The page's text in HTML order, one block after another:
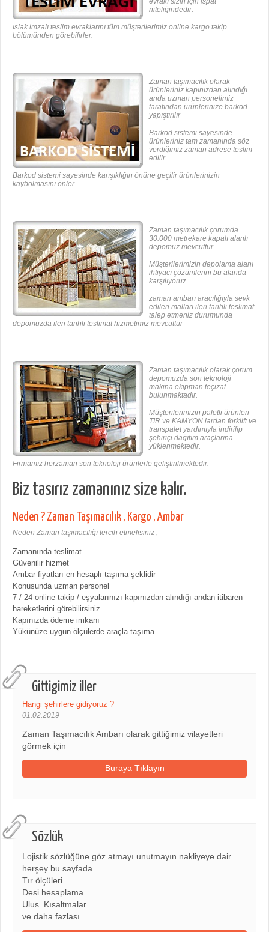
Gittigimiz iller
Hangi şehirlere gidiyoruz ?
01.02.2019
Zaman Taşımacılık Ambarı olarak gittiğimiz vilayetleri
görmek için
Buraya Tıklayın
Sözlük
Lojistik sözlüğüne göz atmayı unutmayın nakliyeye dair
herşey bu sayfada...
Tır ölçüleri
Desi hesaplama
Ulus. Kısaltmalar
ve daha fazlası
niteliğindedir.
ıslak imzalı teslim evraklarını tüm müşterilerimiz online kargo takip
bölümünden görebilirler.
Zaman taşımacılık olarak
ürünleriniz kapınızdan alındığı
anda uzman personelimiz
tarafından ürünlerinize barkod
yapıştırılır
Barkod sistemi sayesinde
ürünleriniz tam zamanında söz
verdiğimiz zaman adrese teslim
edilir
Barkod sistemi sayesinde karışıklığın önüne geçilir ürünlerinizin
kaybolmasını önler.
Zaman taşımacılık çorumda
30.000 metrekare kapalı alanlı
depomuz mevcuttur.
Müşterilerimizin depolama alanı
ihtiyacı çözümlerini bu alanda
karşılıyoruz.
zaman ambarı aracılığıyla sevk
edilen malları ileri tarihli teslimat
talep etmeniz durumunda
depomuzda ileri tarihli teslimat hizmetimiz mevcuttur
Zaman taşımacılık olarak çorum
depomuzda son teknoloji
makina ekipman teçizat
bulunmaktadır.
Müşterilerimizin paletli ürünleri
TIR ve KAMYON lardan forklift ve
transpalet yardımıyla indirilip
şehiriçi dağıtım araçlarına
yüklenmektedir.
Firmamız herzaman son teknoloji ürünlerle geliştirilmektedir.
Biz tasırız zamanınız size kalır.
Neden ? Zaman Taşımacılık , Kargo , Ambar
Neden Zaman taşımacılığı tercih etmelisiniz ;
Zamanında teslimat
Güvenilir hizmet
Ambar fiyatları en hesaplı taşıma şeklidir
Konusunda uzman personel
7 / 24 online takip / eşyalarınızı kapınızdan alındığı andan itibaren
hareketlerini görebilirsiniz.
Kapınızda ödeme imkanı
Yükünüze uygun ölçülerde araçla taşıma